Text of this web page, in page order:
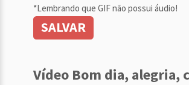
*Lembrando que GIF não possui áudio!
SALVAR
Vídeo Bom dia, alegria,